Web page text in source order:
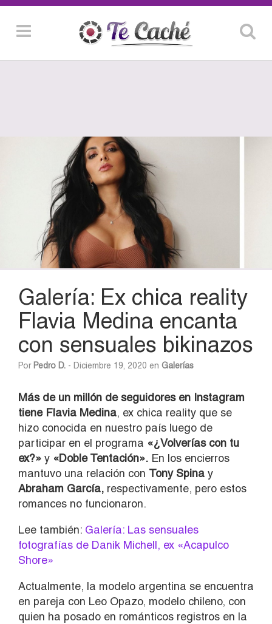
Galería: Ex chica reality
Flavia Medina encanta
con sensuales bikinazos
Por Pedro D. - Diciembre 19, 2020 en Galerías
Más de un millón de seguidores en Instagram
tiene Flavia Medina, ex chica reality que se
hizo conocida en nuestro país luego de
participar en el programa «¿Volverías con tu
ex?» y «Doble Tentación». En los encierros
mantuvo una relación con Tony Spina y
Abraham García, respectivamente, pero estos
romances no funcionaron.
Lee también: Galería: Las sensuales
fotografías de Danik Michell, ex «Acapulco
Shore»
Actualmente, la modelo argentina se encuentra
en pareja con Leo Opazo, modelo chileno, con
quien ha posado en románticos registros en la